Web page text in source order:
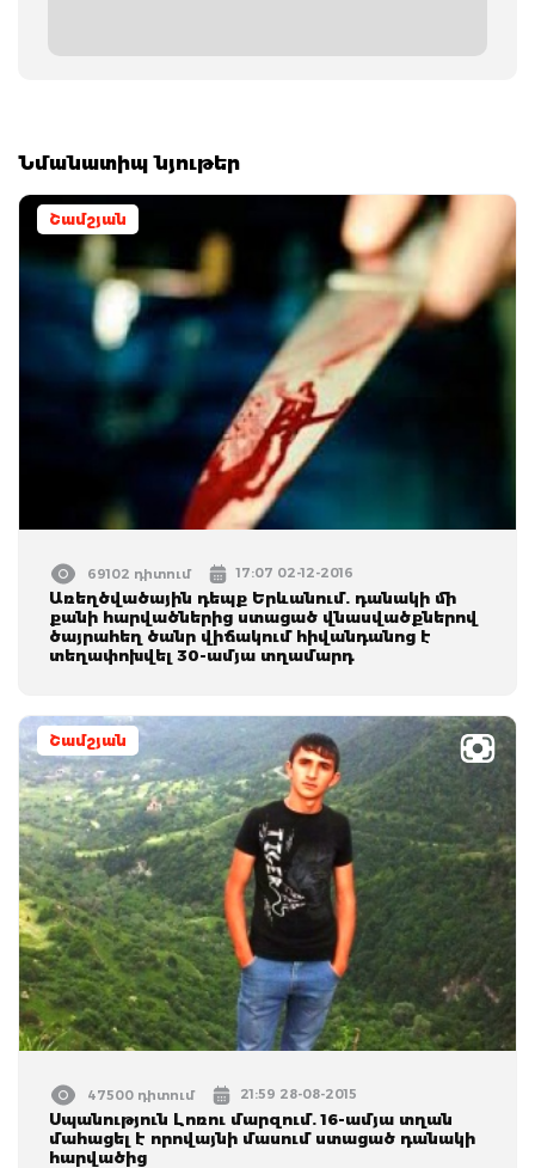
Նմանատիպ նյութեր
Շամշյան
69102 դիտում 17:07 02-12-2016
Առեղծվածային դեպք Երևանում. դանակի մի
քանի հարվածներից ստացած վնասվածքներով
ծայրահեղ ծանր վիճակում հիվանդանոց է
տեղափոխվել 30-ամյա տղամարդ
Շամշյան
47500 դիտում 21:59 28-08-2015
Սպանություն Լոռու մարզում. 16-ամյա տղան
մահացել է որովայնի մասում ստացած դանակի
հարվածից